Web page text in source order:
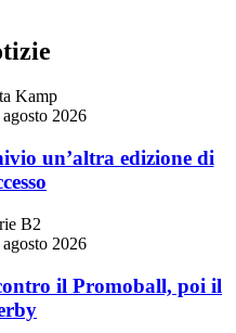
Kamp
2026
un’altra edizione di
B2
2026
il Promoball, poi il